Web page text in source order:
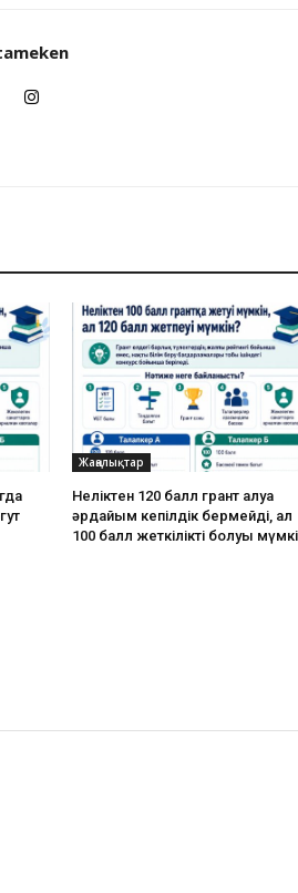
Жаңалықтар
Неліктен 120 балл грант алуға
әрдайым кепілдік бермейді, ал
100 балл жеткілікті болуы